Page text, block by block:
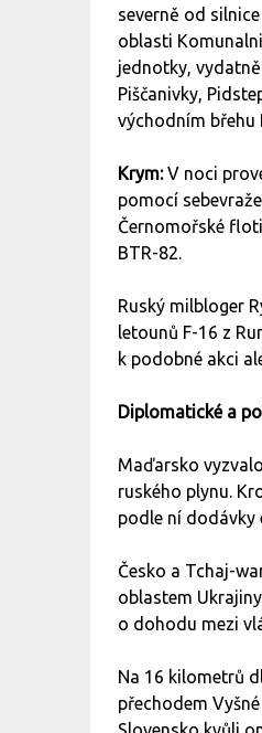
severně od
oblasti
jednotky,
Piščanivky,
východním břehu
Krym:V noci
pomocí
Černomořské
BTR-82.
Ruský milbloger
letounů F-16 z
k podobné akci
Diplomatické a
Maďarsko
ruského plynu.
podle ní dodávky
Česko a Tchaj-
oblastem
o dohodu mezi
Na 16 kilometrů
přechodem